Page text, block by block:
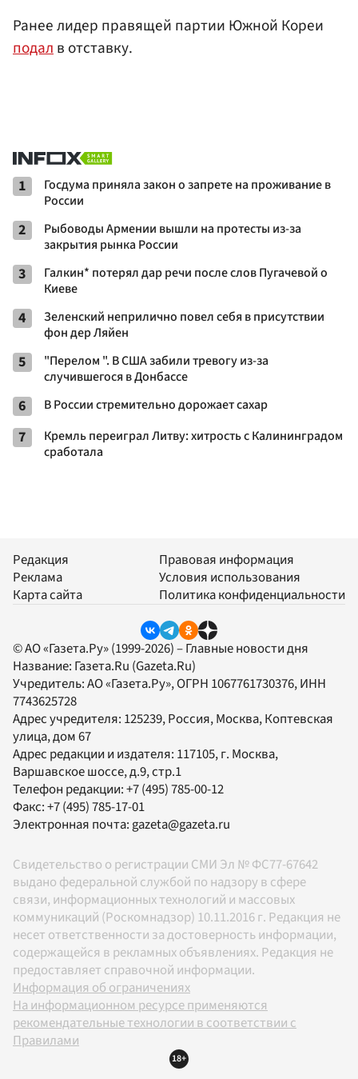
Ранее лидер правящей партии Южной Кореи
подалв отставку.
1
Госдума приняла закон о запрете на проживание в
России
2
Рыбоводы Армении вышли на протесты из-за
закрытия рынка России
3
Галкин* потерял дар речи после слов Пугачевой о
Киеве
4
Зеленский неприлично повел cебя в присутствии
фон дер Ляйен
5
"Перелом ". В США забили тревогу из-за
случившегося в Донбассе
6 В России стремительно дорожает сахар
7
Кремль переиграл Литву: хитрость с Калининградом
сработала
Редакция
Реклама
Карта сайта
Правовая информация
Условия использования
Политика конфиденциальности
© АО «Газета.Ру» (1999-2026) – Главные новости дня
Название: Газета.Ru (Gazeta.Ru)
Учредитель:АО «Газета.Ру», ОГРН 1067761730376, ИНН
7743625728
Адрес учредителя: 125239, Россия, Москва, Коптевская
улица, дом 67
Адрес редакции и издателя: 117105, г. Москва,
Варшавское шоссе, д.9, стр.1
Телефон редакции:+7 (495) 785-00-12
Факс:+7 (495) 785-17-01
Электронная почта: gazeta@gazeta.ru
Свидетельство о регистрации СМИ Эл № ФС77-67642
выдано федеральной службой по надзору в сфере
связи, информационных технологий и массовых
коммуникаций (Роскомнадзор) 10.11.2016 г. Редакция не
несет ответственности за достоверность информации,
содержащейся в рекламных объявлениях. Редакция не
предоставляет справочной информации.
Информация об ограничениях
На информационном ресурсе применяются
рекомендательные технологии в соответствии с
Правилами
18+